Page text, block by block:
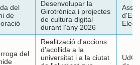
del
de
Desenvolupar la
Girotrònica i projectes
de cultura digital
durant l'any 2026
del
Realització d'accions
d'acollida a la
universitat i a la ciutat